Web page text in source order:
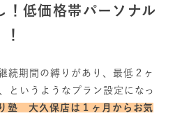
！低価格帯パーソナル
続期間の縛りがあり、最低２ヶ
というようなプラン設定になっ
塾 大久保店は１ヶ月からお気